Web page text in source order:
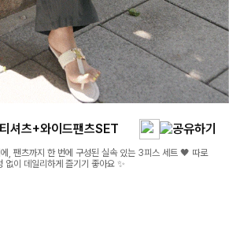
셔츠+와이드팬츠SET
, 팬츠까지 한 번에 구성된 실속 있는 3피스 세트 🖤 따로
없이 데일리하게 즐기기 좋아요 ✨